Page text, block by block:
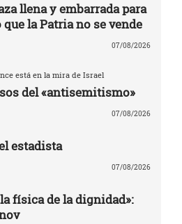
llena y embarrada para
la Patria no se vende
07/08/2026
está en la mira de Israel
del «antisemitismo»
07/08/2026
estadista
07/08/2026
física de la dignidad»: